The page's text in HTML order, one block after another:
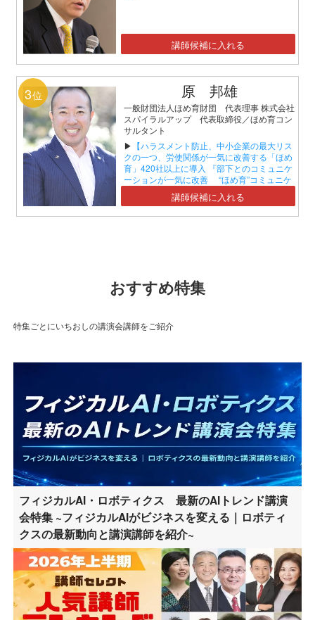
講師候補に入れる
3位 原 邦雄
一般財団法人ほめ育財団 代表理事 株式会社
スパイラルアップ 代表取締役／ほめ育コン
サルタント
▶ 【ハラスメント防止、中小企業の最大リス
クの一つ、労使関係が一気に改善する「ほめ
育」420社以上に導入 『部下とのコミュニケ
ーションが一気に改善 “ほめ育”コミュニケ
ーションセミナー』】講師候補に入れる
おすすめ特集
特集ごとにいちおしの講演会講師をご紹介
フィジカルAI・ロボティクス 最新のAIトレンド講演
会特集 ~フィジカルAIがビジネスを変える｜ロボティ
クスの最新動向と講演講師を紹介~